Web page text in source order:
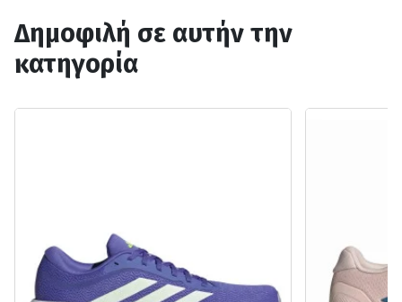
Δημοφιλή σε αυτήν την
κατηγορία